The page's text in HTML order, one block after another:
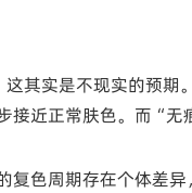
其实是不现实的预
接近正常肤色。而“
复色周期存在个体差